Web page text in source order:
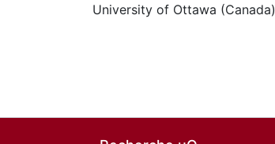
University of Ottawa (Canada)